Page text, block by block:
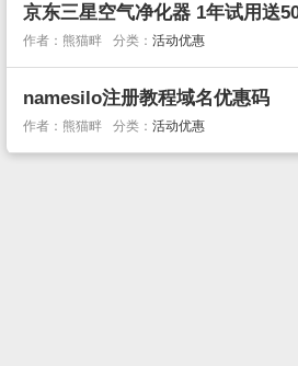
京东三星空气净化器 1年试用送
作者：熊猫畔 分类： 活动优惠
namesilo注册教程域名优惠码
作者：熊猫畔 分类： 活动优惠